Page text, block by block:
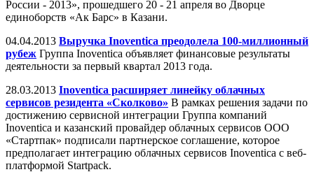
России - 2013», прошедшего 20 - 21 апреля во Дворце
единоборств «Ак Барс» в Казани.
04.04.2013 Выручка Inoventica преодолела 100-миллионный
рубеж Группа Inoventica объявляет финансовые результаты
деятельности за первый квартал 2013 года.
28.03.2013 Inoventica расширяет линейку облачных
сервисов резидента «Сколково» В рамках решения задачи по
достижению сервисной интеграции Группа компаний
Inoventica и казанский провайдер облачных сервисов ООО
«Стартпак» подписали партнерское соглашение, которое
предполагает интеграцию облачных сервисов Inoventica c веб-
платформой Startpack.